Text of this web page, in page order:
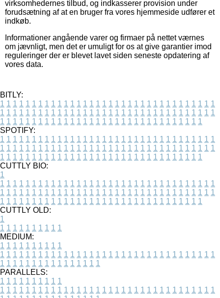
virksomhedernes tilbud, og indkasserer provision under
forudsætning af at en bruger fra vores hjemmeside udfører et
indkøb.
Informationer angående varer og firmaer på nettet værnes
om jævnligt, men det er umuligt for os at give garantier imod
reguleringer der er blevet lavet siden seneste opdatering af
vores data.
BITLY:
1 1 1 1 1 1 1 1 1 1 1 1 1 1 1 1 1 1 1 1 1 1 1 1 1 1 1 1 1 1 1 1 1 1
1 1 1 1 1 1 1 1 1 1 1 1 1 1 1 1 1 1 1 1 1 1 1 1 1 1 1 1 1 1 1 1 1 1
1 1 1 1 1 1 1 1 1 1 1 1 1 1 1 1 1 1 1 1 1 1 1 1 1 1 1 1 1 1 1 1
SPOTIFY:
1 1 1 1 1 1 1 1 1 1 1 1 1 1 1 1 1 1 1 1 1 1 1 1 1 1 1 1 1 1 1 1 1 1
1 1 1 1 1 1 1 1 1 1 1 1 1 1 1 1 1 1 1 1 1 1 1 1 1 1 1 1 1 1 1 1 1 1
1 1 1 1 1 1 1 1 1 1 1 1 1 1 1 1 1 1 1 1 1 1 1 1 1 1 1 1 1 1 1 1
CUTTLY BIO:
1
1 1 1 1 1 1 1 1 1 1 1 1 1 1 1 1 1 1 1 1 1 1 1 1 1 1 1 1 1 1 1 1 1 1
1 1 1 1 1 1 1 1 1 1 1 1 1 1 1 1 1 1 1 1 1 1 1 1 1 1 1 1 1 1 1 1 1 1
1 1 1 1 1 1 1 1 1 1 1 1 1 1 1 1 1 1 1 1 1 1 1 1 1 1 1 1 1 1 1 1
CUTTLY OLD:
1
1 1 1 1 1 1 1 1 1 1
MEDIUM:
1 1 1 1 1 1 1 1 1 1
1 1 1 1 1 1 1 1 1 1 1 1 1 1 1 1 1 1 1 1 1 1 1 1 1 1 1 1 1 1 1 1 1 1
1 1 1 1 1 1 1 1 1 1 1 1 1 1 1 1
PARALLELS:
1 1 1 1 1 1 1 1 1 1
1 1 1 1 1 1 1 1 1 1 1 1 1 1 1 1 1 1 1 1 1 1 1 1 1 1 1 1 1 1 1 1 1 1